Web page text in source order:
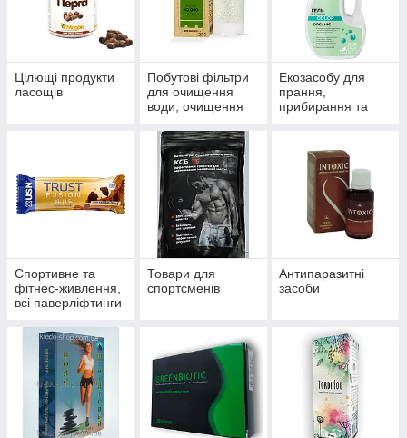
Цілющі продукти
ласощів
Побутові фільтри
для очищення
води, очищення
водопостачання й
опалення
Екозасобу для
прання,
прибирання та
Спортивне та
фітнес-живлення,
всі паверліфтинги
тренажери, одяг
Товари для
спортсменів
Антипаразитні
засоби